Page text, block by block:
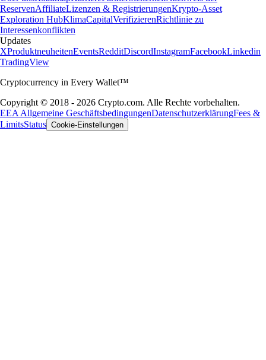
ReservenAffiliateLizenzen & RegistrierungenKrypto-Asset
Exploration HubKlimaCapitalVerifizierenRichtlinie zu
Interessenkonflikten
Updates
XProduktneuheitenEventsRedditDiscordInstagramFacebookLinkedin
TradingView
Cryptocurrency in Every Wallet™
Copyright © 2018 - 2026 Crypto.com. Alle Rechte vorbehalten.
EEA Allgemeine GeschäftsbedingungenDatenschutzerklärungFees &
LimitsStatus Cookie-Einstellungen